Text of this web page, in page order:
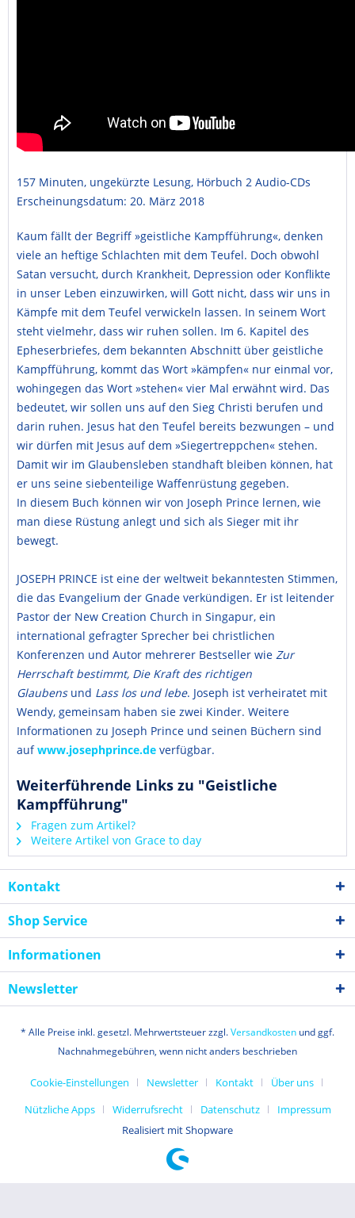
157 Minuten, ungekürzte Lesung, Hörbuch 2 Audio-CDs
Erscheinungsdatum: 20. März 2018
Kaum fällt der Begriff »geistliche Kampfführung«, denken
viele an heftige Schlachten mit dem Teufel. Doch obwohl
Satan versucht, durch Krankheit, Depression oder Konflikte
in unser Leben einzuwirken, will Gott nicht, dass wir uns in
Kämpfe mit dem Teufel verwickeln lassen. In seinem Wort
steht vielmehr, dass wir ruhen sollen. Im 6. Kapitel des
Epheserbriefes, dem bekannten Abschnitt über geistliche
Kampfführung, kommt das Wort »kämpfen« nur einmal vor,
wohingegen das Wort »stehen« vier Mal erwähnt wird. Das
bedeutet, wir sollen uns auf den Sieg Christi berufen und
darin ruhen. Jesus hat den Teufel bereits bezwungen – und
wir dürfen mit Jesus auf dem »Siegertreppchen« stehen.
Damit wir im Glaubensleben standhaft bleiben können, hat
er uns seine siebenteilige Waffenrüstung gegeben.
In diesem Buch können wir von Joseph Prince lernen, wie
man diese Rüstung anlegt und sich als Sieger mit ihr
bewegt.
JOSEPH PRINCE ist eine der weltweit bekanntesten Stimmen,
die das Evangelium der Gnade verkündigen. Er ist leitender
Pastor der New Creation Church in Singapur, ein
international gefragter Sprecher bei christlichen
Konferenzen und Autor mehrerer Bestseller wie Zur
Herrschaft bestimmt, Die Kraft des richtigen
Glaubens und Lass los und lebe. Joseph ist verheiratet mit
Wendy, gemeinsam haben sie zwei Kinder. Weitere
Informationen zu Joseph Prince und seinen Büchern sind
auf www.josephprince.de verfügbar.
Weiterführende Links zu "Geistliche
Kampfführung"
Fragen zum Artikel?
Weitere Artikel von Grace to day
Kontakt
Shop Service
Informationen
Newsletter
* Alle Preise inkl. gesetzl. Mehrwertsteuer zzgl.Versandkosten und ggf.
Nachnahmegebühren, wenn nicht anders beschrieben
Cookie-Einstellungen Newsletter Kontakt
Über uns
Nützliche Apps
Widerrufsrecht Datenschutz
Impressum
Realisiert mit Shopware